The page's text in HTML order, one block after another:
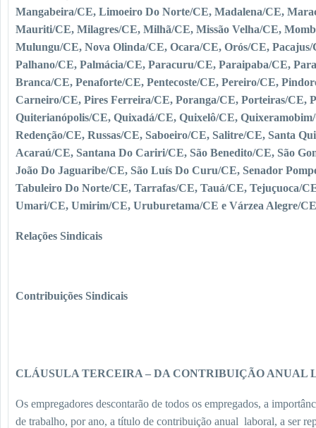
Mangabeira/CE, Limoeiro Do Norte/CE, Madalena/CE,
Mauriti/CE, Milagres/CE, Milhã/CE, Missão Velha/CE,
Mulungu/CE, Nova Olinda/CE, Ocara/CE, Orós/CE,
Palhano/CE, Palmácia/CE, Paracuru/CE, Paraipaba/CE,
Branca/CE, Penaforte/CE, Pentecoste/CE, Pereiro/CE,
Carneiro/CE, Pires Ferreira/CE, Poranga/CE, Porteiras/CE,
Quiterianópolis/CE, Quixadá/CE, Quixelô/CE,
Redenção/CE, Russas/CE, Saboeiro/CE, Salitre/CE, Santa
Acaraú/CE, Santana Do Cariri/CE, São Benedito/CE, São
João Do Jaguaribe/CE, São Luís Do Curu/CE, Senador
Tabuleiro Do Norte/CE, Tarrafas/CE, Tauá/CE, Tejuçuoca/
Umari/CE, Umirim/CE, Uruburetama/CE e Várzea Alegre/CE
Relações Sindicais
Contribuições Sindicais
CLÁUSULA TERCEIRA – DA CONTRIBUIÇÃO ANUAL
Os empregadores descontarão de todos os empregados, a
de trabalho, por ano, a título de contribuição anual laboral, a ser